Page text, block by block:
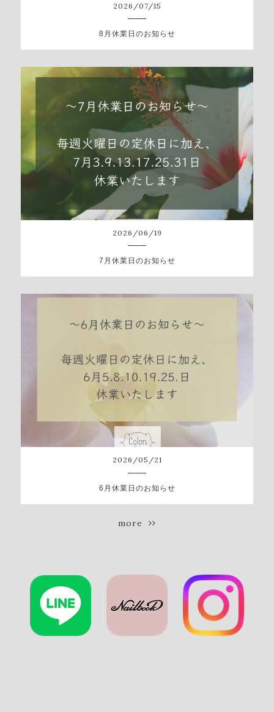
2026 /07/15
8月休業日のお知らせ
2026 /06 /19
7月休業日のお知らせ
2026 /05 /21
6月休業日のお知らせ
more